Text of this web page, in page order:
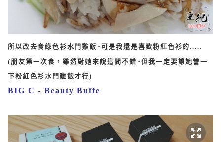
所以改去食綠色衫水門雞飯~可是我還是喜歡粉紅色衫的.....
(朋友第一次食，雖然對她來說這間不錯~但我一定要讓她嘗一
下粉紅色衫水門雞飯才行)
BIG C - Beauty Buffe